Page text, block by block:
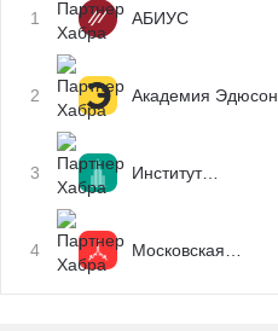
1 АБИУС
2 Академия Эдюсон
3
Институт
4
Московская